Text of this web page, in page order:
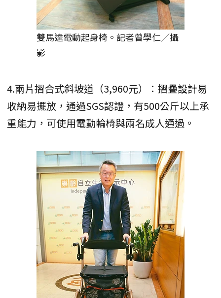
雙馬達電動起身椅。記者曾學仁／攝
影
4.兩片摺合式斜坡道（3,960元）：摺疊設計易
收納易擺放，通過SGS認證，有500公斤以上承
重能力，可使用電動輪椅與兩名成人通過。